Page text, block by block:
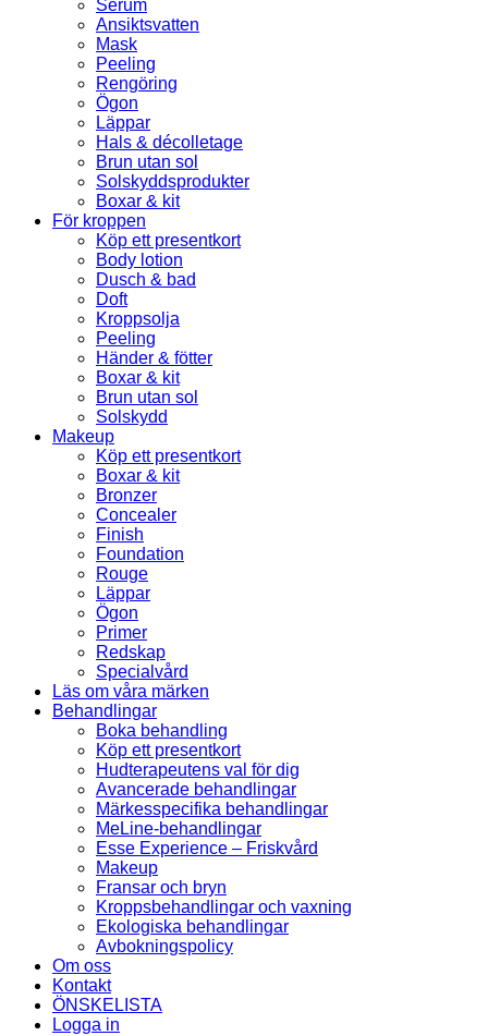
Serum
Ansiktsvatten
Mask
Peeling
Rengöring
Ögon
Läppar
Hals & décolletage
Brun utan sol
Solskyddsprodukter
Boxar & kit
För kroppen
Köp ett presentkort
Body lotion
Dusch & bad
Doft
Kroppsolja
Peeling
Händer & fötter
Boxar & kit
Brun utan sol
Solskydd
Makeup
Köp ett presentkort
Boxar & kit
Bronzer
Concealer
Finish
Foundation
Rouge
Läppar
Ögon
Primer
Redskap
Specialvård
Läs om våra märken
Behandlingar
Boka behandling
Köp ett presentkort
Hudterapeutens val för dig
Avancerade behandlingar
Märkesspecifika behandlingar
MeLine-behandlingar
Esse Experience – Friskvård
Makeup
Fransar och bryn
Kroppsbehandlingar och vaxning
Ekologiska behandlingar
Avbokningspolicy
Om oss
Kontakt
ÖNSKELISTA
Logga in